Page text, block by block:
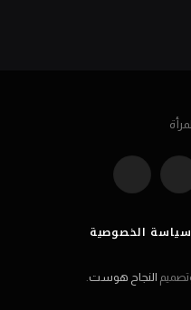
الانستغرام تيلقرام
سياسة الخصوصية
النجاح هوست.